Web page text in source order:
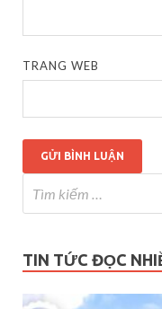
TRANG WEB
TIN TỨC ĐỌC